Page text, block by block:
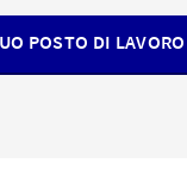
POSTO DI LAVORO